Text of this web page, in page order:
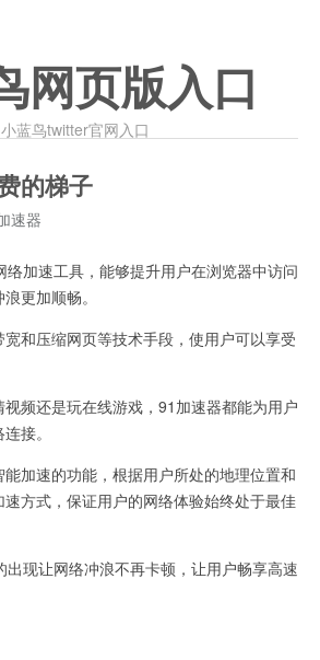
网页版入口
小蓝鸟twitter官网入口
的梯子
速器
加速工具，能够提升用户在浏览器中访问
更加顺畅。
和压缩网页等技术手段，使用户可以享受
频还是玩在线游戏，91加速器都能为用户
接。
加速的功能，根据用户所处的地理位置和
方式，保证用户的网络体验始终处于最佳
现让网络冲浪不再卡顿，让用户畅享高速